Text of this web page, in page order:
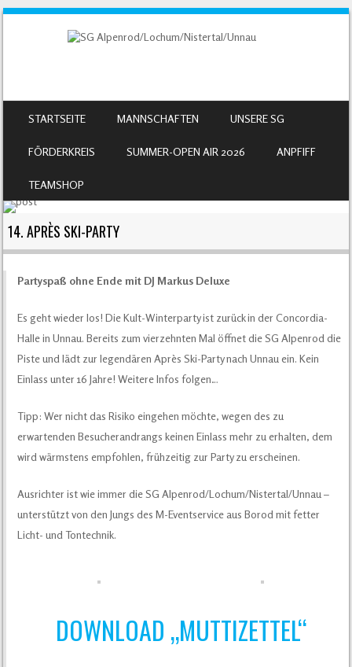
MENU
STARTSEITE MANNSCHAFTEN UNSERE SG
FÖRDERKREIS SUMMER-OPEN AIR 2026 ANPFIFF
TEAMSHOP
14. APRÈS SKI-PARTY
Partyspaß ohne Ende mit DJ Markus Deluxe
Es geht wieder los! Die Kult-Winterparty ist zurück in der Concordia-
Halle in Unnau. Bereits zum vierzehnten Mal öffnet die SG Alpenrod die
Piste und lädt zur legendären Après Ski-Party nach Unnau ein. Kein
Einlass unter 16 Jahre! Weitere Infos folgen…
Tipp: Wer nicht das Risiko eingehen möchte, wegen des zu
erwartenden Besucherandrangs keinen Einlass mehr zu erhalten, dem
wird wärmstens empfohlen, frühzeitig zur Party zu erscheinen.
Ausrichter ist wie immer die SG Alpenrod/Lochum/Nistertal/Unnau –
unterstützt von den Jungs des M-Eventservice aus Borod mit fetter
Licht- und Tontechnik.
DOWNLOAD „MUTTIZETTEL“